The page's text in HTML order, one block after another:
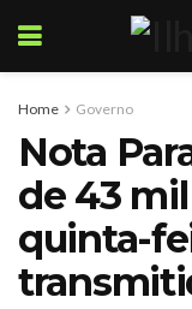
Home Governo
Nota
de 43
quinta-